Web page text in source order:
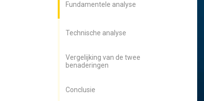
Fundamentele analyse
Technische analyse
Vergelijking van de twee
benaderingen
Conclusie